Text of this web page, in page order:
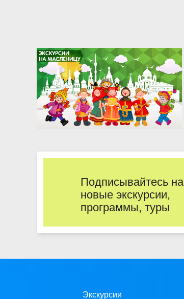
Подписывайтесь на
новые экскурсии,
программы, туры
Экскурсии